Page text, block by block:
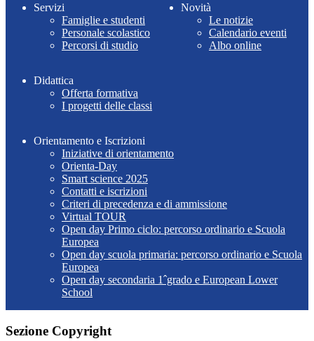
Servizi
Famiglie e studenti
Personale scolastico
Percorsi di studio
Novità
Le notizie
Calendario eventi
Albo online
Didattica
Offerta formativa
I progetti delle classi
Orientamento e Iscrizioni
Iniziative di orientamento
Orienta-Day
Smart science 2025
Contatti e iscrizioni
Criteri di precedenza e di ammissione
Virtual TOUR
Open day Primo ciclo: percorso ordinario e Scuola
Europea
Open day scuola primaria: percorso ordinario e Scuola
Europea
Open day secondaria 1ˆgrado e European Lower
School
Sezione Copyright